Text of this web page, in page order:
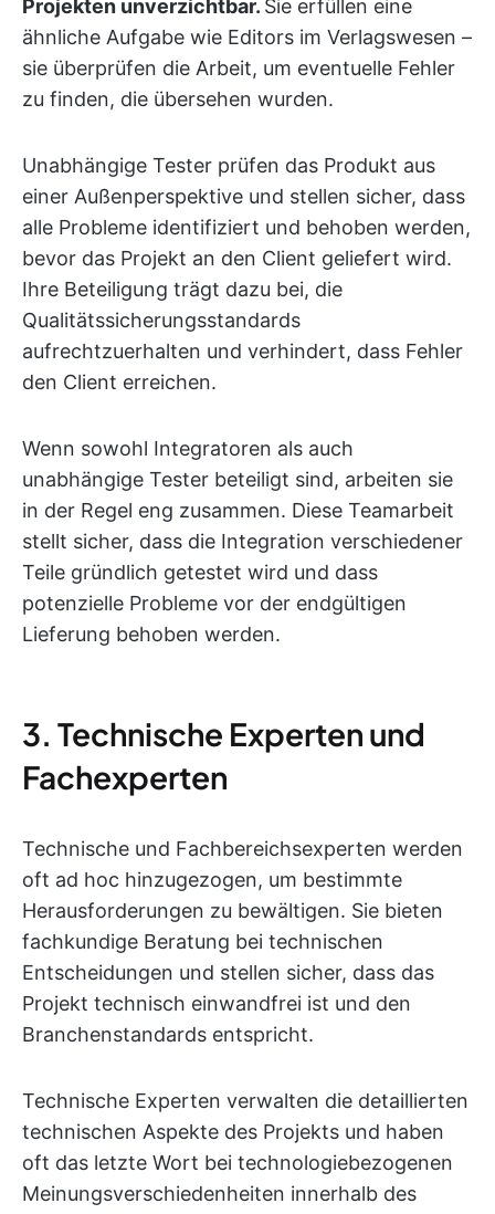
Projekten unverzichtbar. Sie erfüllen eine
ähnliche Aufgabe wie Editors im Verlagswesen –
sie überprüfen die Arbeit, um eventuelle Fehler
zu finden, die übersehen wurden.
Unabhängige Tester prüfen das Produkt aus
einer Außenperspektive und stellen sicher, dass
alle Probleme identifiziert und behoben werden,
bevor das Projekt an den Client geliefert wird.
Ihre Beteiligung trägt dazu bei, die
Qualitätssicherungsstandards
aufrechtzuerhalten und verhindert, dass Fehler
den Client erreichen.
Wenn sowohl Integratoren als auch
unabhängige Tester beteiligt sind, arbeiten sie
in der Regel eng zusammen. Diese Teamarbeit
stellt sicher, dass die Integration verschiedener
Teile gründlich getestet wird und dass
potenzielle Probleme vor der endgültigen
Lieferung behoben werden.
3. Technische Experten und
Fachexperten
Technische und Fachbereichsexperten werden
oft ad hoc hinzugezogen, um bestimmte
Herausforderungen zu bewältigen. Sie bieten
fachkundige Beratung bei technischen
Entscheidungen und stellen sicher, dass das
Projekt technisch einwandfrei ist und den
Branchenstandards entspricht.
Technische Experten verwalten die detaillierten
technischen Aspekte des Projekts und haben
oft das letzte Wort bei technologiebezogenen
Meinungsverschiedenheiten innerhalb des